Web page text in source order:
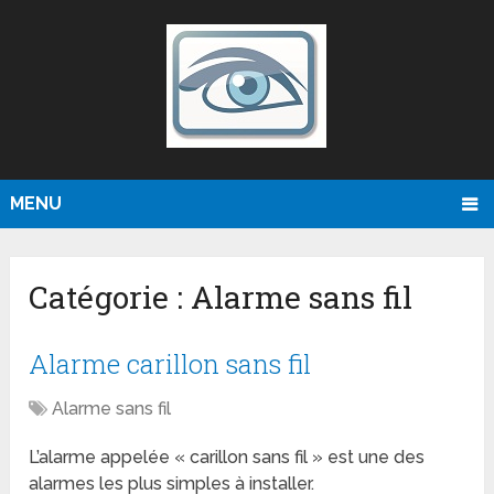
MENU
Catégorie : Alarme sans fil
Alarme carillon sans fil
Alarme sans fil
L’alarme appelée « carillon sans fil » est une des
alarmes les plus simples à installer.